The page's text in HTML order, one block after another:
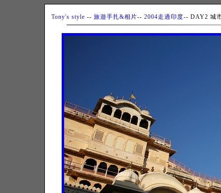
Tony's style -- 旅遊手扎&相片-- 2004走過印度-- DAY2 城